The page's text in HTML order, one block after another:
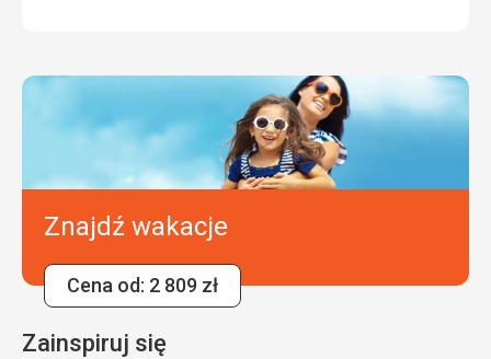
Znajdź wakacje
Cena od: 2 809 zł
Zainspiruj się